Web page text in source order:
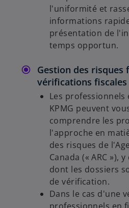
l'uniformité et
informations
présentation de
temps opportun.
Gestion des risques
vérifications fiscales
Les professionnels
KPMG peuvent
comprendre les
l'approche en
des risques de
Canada (« ARC »),
dont les dossiers
de vérification.
Dans le cas d'une